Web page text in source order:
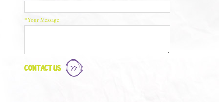
*Your Message:
Contact Us